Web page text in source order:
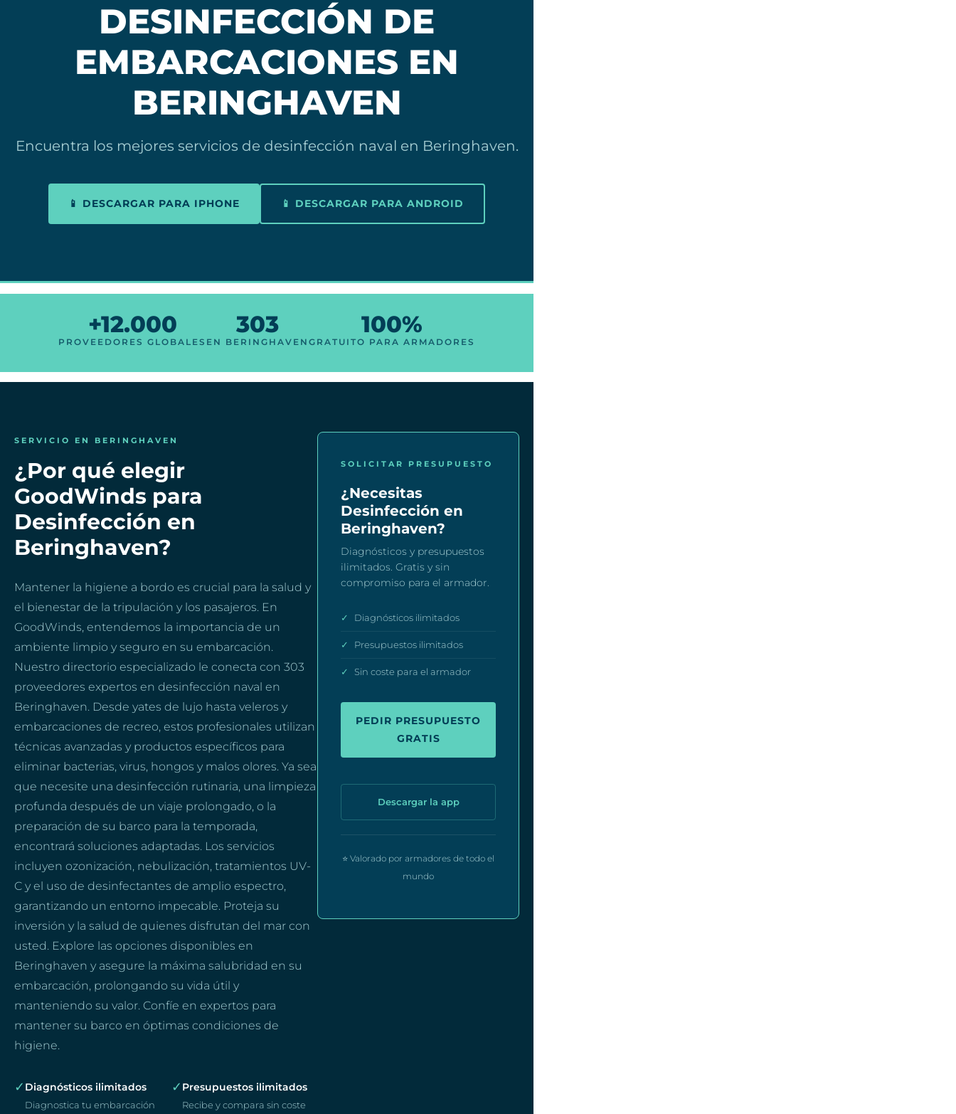
DESINFECCIÓN DE
EMBARCACIONES EN
BERINGHAVEN
Encuentra los mejores servicios de desinfección naval en Beringhaven.
📱 DESCARGAR PARA IPHONE 📱 DESCARGAR PARA ANDROID
+12.000
PROVEEDORES GLOBALES
303
EN BERINGHAVEN
100%
GRATUITO PARA ARMADORES
SERVICIO EN BERINGHAVEN
¿Por qué elegir
GoodWinds para
Desinfección en
Beringhaven?
Mantener la higiene a bordo es crucial para la salud y
el bienestar de la tripulación y los pasajeros. En
GoodWinds, entendemos la importancia de un
ambiente limpio y seguro en su embarcación.
Nuestro directorio especializado le conecta con 303
proveedores expertos en desinfección naval en
Beringhaven. Desde yates de lujo hasta veleros y
embarcaciones de recreo, estos profesionales utilizan
técnicas avanzadas y productos específicos para
eliminar bacterias, virus, hongos y malos olores. Ya sea
que necesite una desinfección rutinaria, una limpieza
profunda después de un viaje prolongado, o la
preparación de su barco para la temporada,
encontrará soluciones adaptadas. Los servicios
incluyen ozonización, nebulización, tratamientos UV-
C y el uso de desinfectantes de amplio espectro,
garantizando un entorno impecable. Proteja su
inversión y la salud de quienes disfrutan del mar con
usted. Explore las opciones disponibles en
Beringhaven y asegure la máxima salubridad en su
embarcación, prolongando su vida útil y
manteniendo su valor. Confíe en expertos para
mantener su barco en óptimas condiciones de
higiene.
✓ Diagnósticos ilimitados
Diagnostica tu embarcación
✓ Presupuestos ilimitados
Recibe y compara sin coste
SOLICITAR PRESUPUESTO
¿Necesitas
Desinfección en
Beringhaven?
Diagnósticos y presupuestos
ilimitados. Gratis y sin
compromiso para el armador.
✓ Diagnósticos ilimitados
✓ Presupuestos ilimitados
✓ Sin coste para el armador
PEDIR PRESUPUESTO
GRATIS
Descargar la app
⭐ Valorado por armadores de todo el
mundo